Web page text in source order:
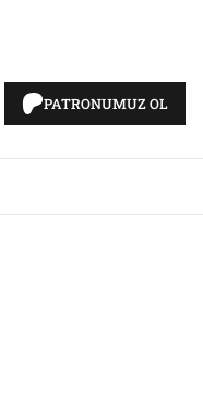
PATRONUMUZ OL